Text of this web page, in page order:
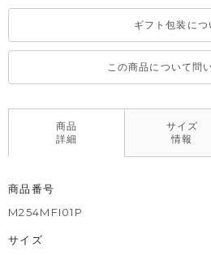
ギフト包装につ
この商品について問
商品
詳細
サイズ
情報
商品番号
M254MFI01P
サイズ